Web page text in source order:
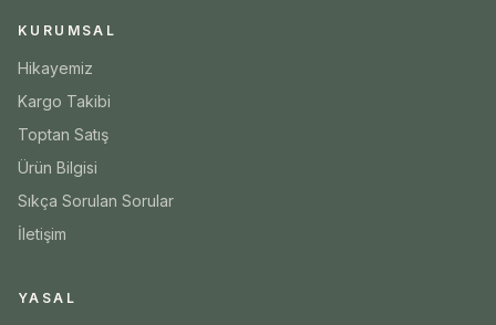
KURUMSAL
Hikayemiz
Kargo Takibi
Toptan Satış
Ürün Bilgisi
Sıkça Sorulan Sorular
İletişim
YASAL